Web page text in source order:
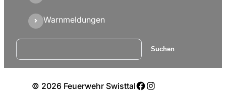
Warnmeldungen
Suchen Suchen
© 2026 Feuerwehr SwisttalFacebook
Instagram